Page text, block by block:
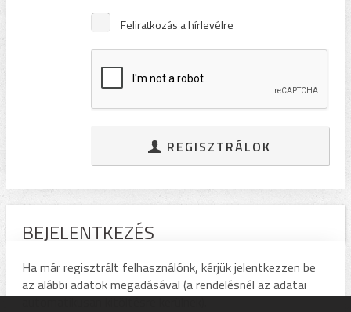
Feliratkozás a hírlevélre
BEJELENTKEZÉS
Ha már regisztrált felhasználónk, kérjük jelentkezzen be
az alábbi adatok megadásával (a rendelésnél az adatai
automatikusan kitöltésre kerülnek).